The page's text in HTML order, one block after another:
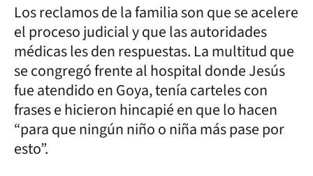
Los reclamos de la familia son que se acelere
el proceso judicial y que las autoridades
médicas les den respuestas. La multitud que
se congregó frente al hospital donde Jesús
fue atendido en Goya, tenía carteles con
frases e hicieron hincapié en que lo hacen
“para que ningún niño o niña más pase por
esto”.